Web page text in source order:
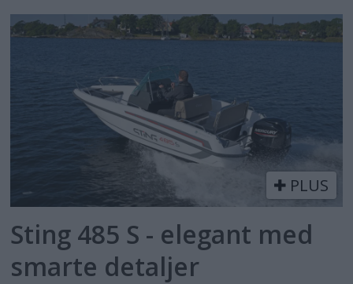
PLUS
Sting 485 S - elegant med
smarte detaljer